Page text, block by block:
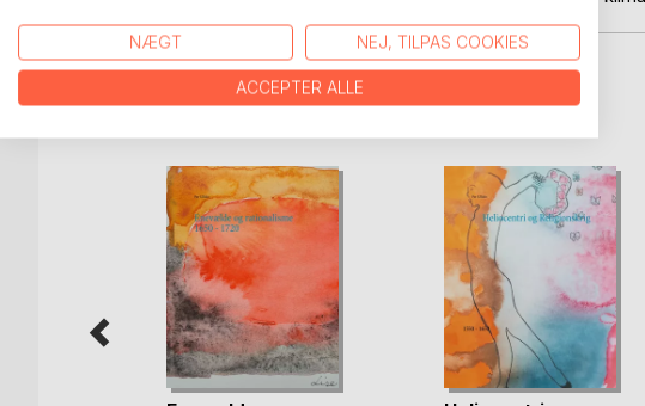
FLERE TITLER HOSBoD
NÆGT NEJ, TILPAS COOKIES
ACCEPTER ALLE